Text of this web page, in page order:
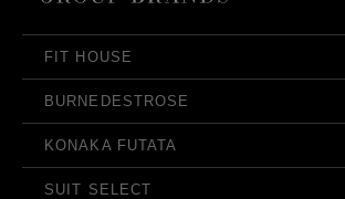
FIT HOUSE
BURNEDESTROSE
KONAKA FUTATA
SUIT SELECT